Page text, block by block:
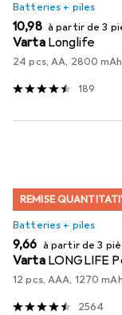
Batteries + piles
EUR
10,98 à partir de 3
Varta Longlife
24 pcs, AA, 2800 mAh
189
REMISE
Batteries + piles
EUR
9,66 à partir de 3
Varta LONGLIFE
12 pcs, AAA, 1270 mAh
2564